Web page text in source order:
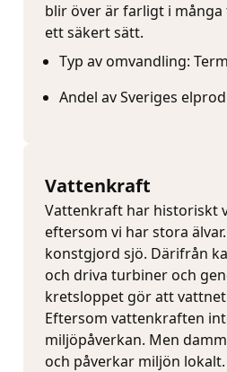
blir över är farligt i
ett säkert sätt.
Typ av omvandling:
Andel av Sveriges
Vattenkraft
Vattenkraft har historiskt
eftersom vi har stora
konstgjord sjö. Därifrån
och driva turbiner och
kretsloppet gör att
Eftersom vattenkraften
miljöpåverkan. Men
och påverkar miljön